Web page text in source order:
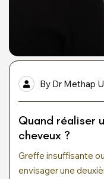
By Dr Methap
Quand réaliser
cheveux ?
Greffe insuffisante
envisager une